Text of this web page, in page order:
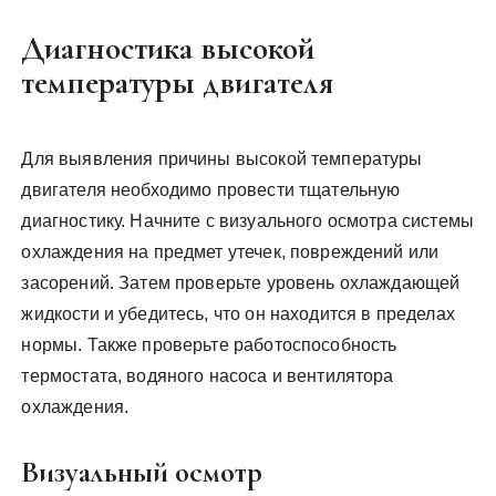
Диагностика высокой
температуры двигателя
Для выявления причины высокой температуры
двигателя необходимо провести тщательную
диагностику. Начните с визуального осмотра системы
охлаждения на предмет утечек, повреждений или
засорений. Затем проверьте уровень охлаждающей
жидкости и убедитесь, что он находится в пределах
нормы. Также проверьте работоспособность
термостата, водяного насоса и вентилятора
охлаждения.
Визуальный осмотр